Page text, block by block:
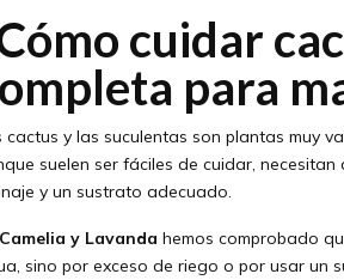
cuidar
para
cactus y las suculentas son plantas muy
suelen ser fáciles de cuidar,
y un sustrato adecuado.
Camelia y Lavanda hemos comprobado
sino por exceso de riego o por usar un